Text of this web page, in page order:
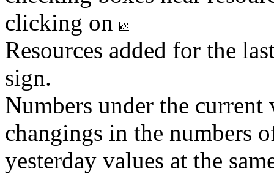
clicking on
Resources added for the
sign.
Numbers under the
changings in the numbers
yesterday values at the